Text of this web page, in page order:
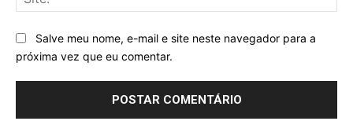
Salve meu nome, e-mail e site neste navegador para a
próxima vez que eu comentar.